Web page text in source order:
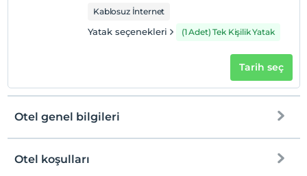
Kablosuz İnternet
Yatak seçenekleri (1 Adet) Tek Kişilik Yatak
Tarih seç
Otel genel bilgileri
Otel koşulları